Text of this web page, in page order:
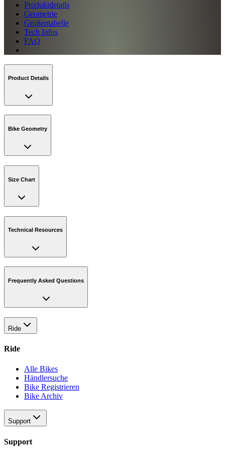
Produktdetails
Geometrie
Größentabelle
Tech Infos
FAQ
Product Details
Bike Geometry
Size Chart
Technical Resources
Frequently Asked Questions
Ride
Ride
Alle Bikes
Händlersuche
Bike Registrieren
Bike Archiv
Support
Support